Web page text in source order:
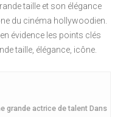
taille et son élégance
du cinéma hollywoodien.
évidence les points clés
taille, élégance, icône.
grande actrice de talent Dans